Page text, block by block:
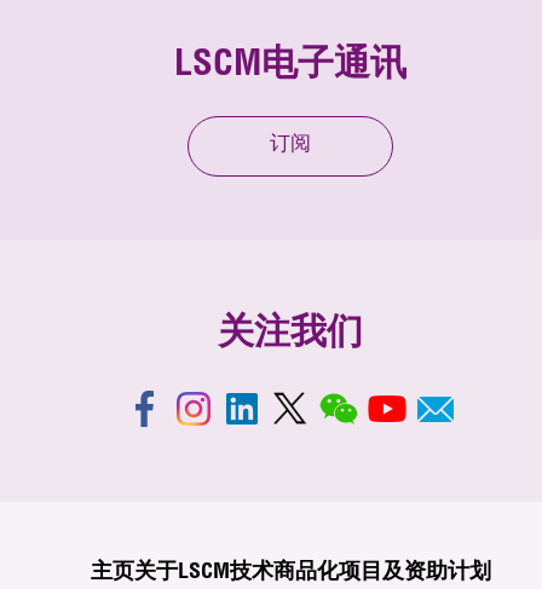
LSCM电子通讯
订阅
关注我们
主页关于LSCM技术商品化项目及资助计划